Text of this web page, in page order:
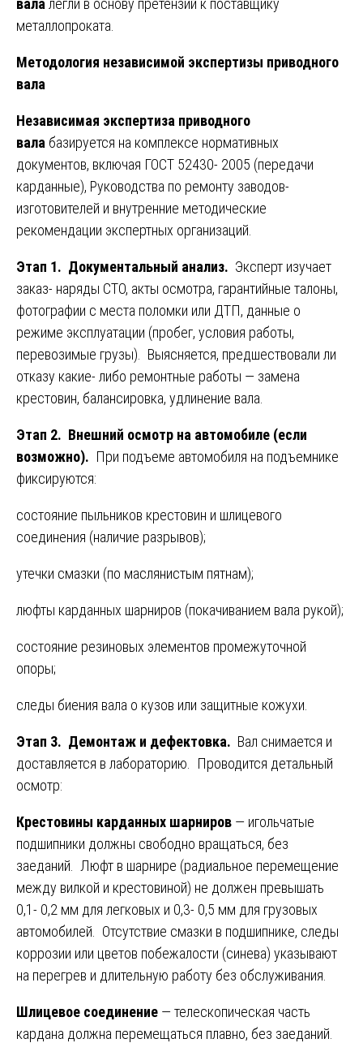
вала легли в основу претензий к поставщику
металлопроката.
Методология независимой экспертизы приводного
вала
Независимая экспертиза приводного
вала базируется на комплексе нормативных
документов, включая ГОСТ 52430- 2005 (передачи
карданные), Руководства по ремонту заводов-
изготовителей и внутренние методические
рекомендации экспертных организаций.
Этап 1. Документальный анализ. Эксперт изучает
заказ- наряды СТО, акты осмотра, гарантийные талоны,
фотографии с места поломки или ДТП, данные о
режиме эксплуатации (пробег, условия работы,
перевозимые грузы). Выясняется, предшествовали ли
отказу какие- либо ремонтные работы — замена
крестовин, балансировка, удлинение вала.
Этап 2. Внешний осмотр на автомобиле (если
возможно). При подъеме автомобиля на подъемнике
фиксируются:
состояние пыльников крестовин и шлицевого
соединения (наличие разрывов);
утечки смазки (по маслянистым пятнам);
люфты карданных шарниров (покачиванием вала рукой);
состояние резиновых элементов промежуточной
опоры;
следы биения вала о кузов или защитные кожухи.
Этап 3. Демонтаж и дефектовка. Вал снимается и
доставляется в лабораторию. Проводится детальный
осмотр:
Крестовины карданных шарниров — игольчатые
подшипники должны свободно вращаться, без
заеданий. Люфт в шарнире (радиальное перемещение
между вилкой и крестовиной) не должен превышать
0,1- 0,2 мм для легковых и 0,3- 0,5 мм для грузовых
автомобилей. Отсутствие смазки в подшипнике, следы
коррозии или цветов побежалости (синева) указывают
на перегрев и длительную работу без обслуживания.
Шлицевое соединение — телескопическая часть
кардана должна перемещаться плавно, без заеданий.